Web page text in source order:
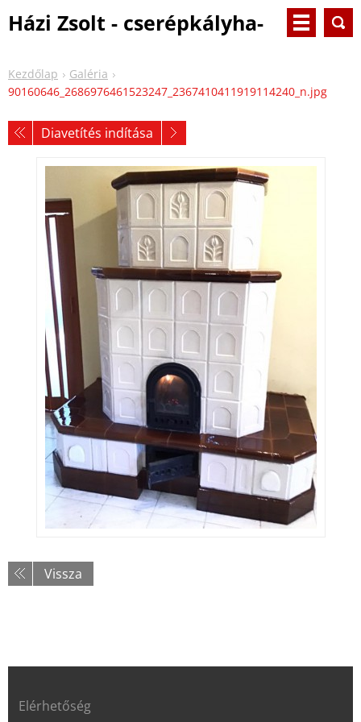
Házi Zsolt - cserépkályha-
Kezdőlap
Galéria
90160646_2686976461523247_2367410411919114240_n.jpg
Diavetítés indítása
Vissza
Elérhetőség